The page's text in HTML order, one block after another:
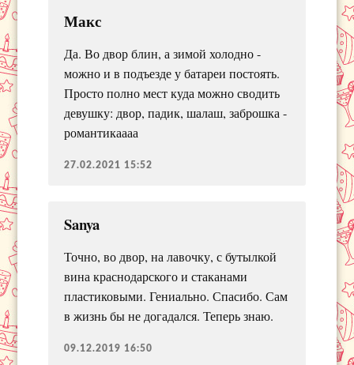
Макс
Да. Во двор блин, а зимой холодно -
можно и в подъезде у батареи постоять.
Просто полно мест куда можно сводить
девушку: двор, падик, шалаш, заброшка -
романтикаааа
27.02.2021 15:52
Sanya
Точно, во двор, на лавочку, с бутылкой
вина краснодарского и стаканами
пластиковыми. Гениально. Спасибо. Сам
в жизнь бы не догадался. Теперь знаю.
09.12.2019 16:50